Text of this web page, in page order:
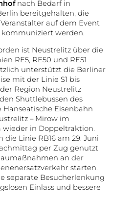
nach Bedarf in
bereitgehalten, die
auf dem Event
werden.
ist Neustrelitz über die
RE5, RE50 und RE51
unterstützt die Berliner
mit der Linie S1 bis
Region Neustrelitz
Shuttlebussen des
Hanseatische Eisenbahn
– Mirow im
wieder in Doppeltraktion.
die Linie RB16 am 29. Juni
per Zug genutzt
an der
starten.
separate Besucherlenkung
Einlass und bessere